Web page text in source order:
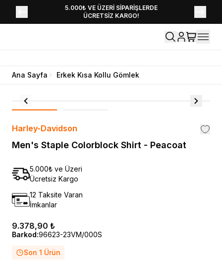
5.000₺ VE ÜZERİ SİPARİŞLERDE
ÜCRETSİZ KARGO!
YENİ SEZON KOLEKSİYONU EKLENDİ,
HEMEN KEŞFET!
Ana Sayfa Erkek Kısa Kollu Gömlek
Harley-Davidson
Men's Staple Colorblock Shirt - Peacoat
5.000₺ ve Üzeri
Ücretsiz Kargo
12 Taksite Varan
İmkanlar
9.378,90 ₺
Barkod:96623-23VM/000S
Son 1 Ürün